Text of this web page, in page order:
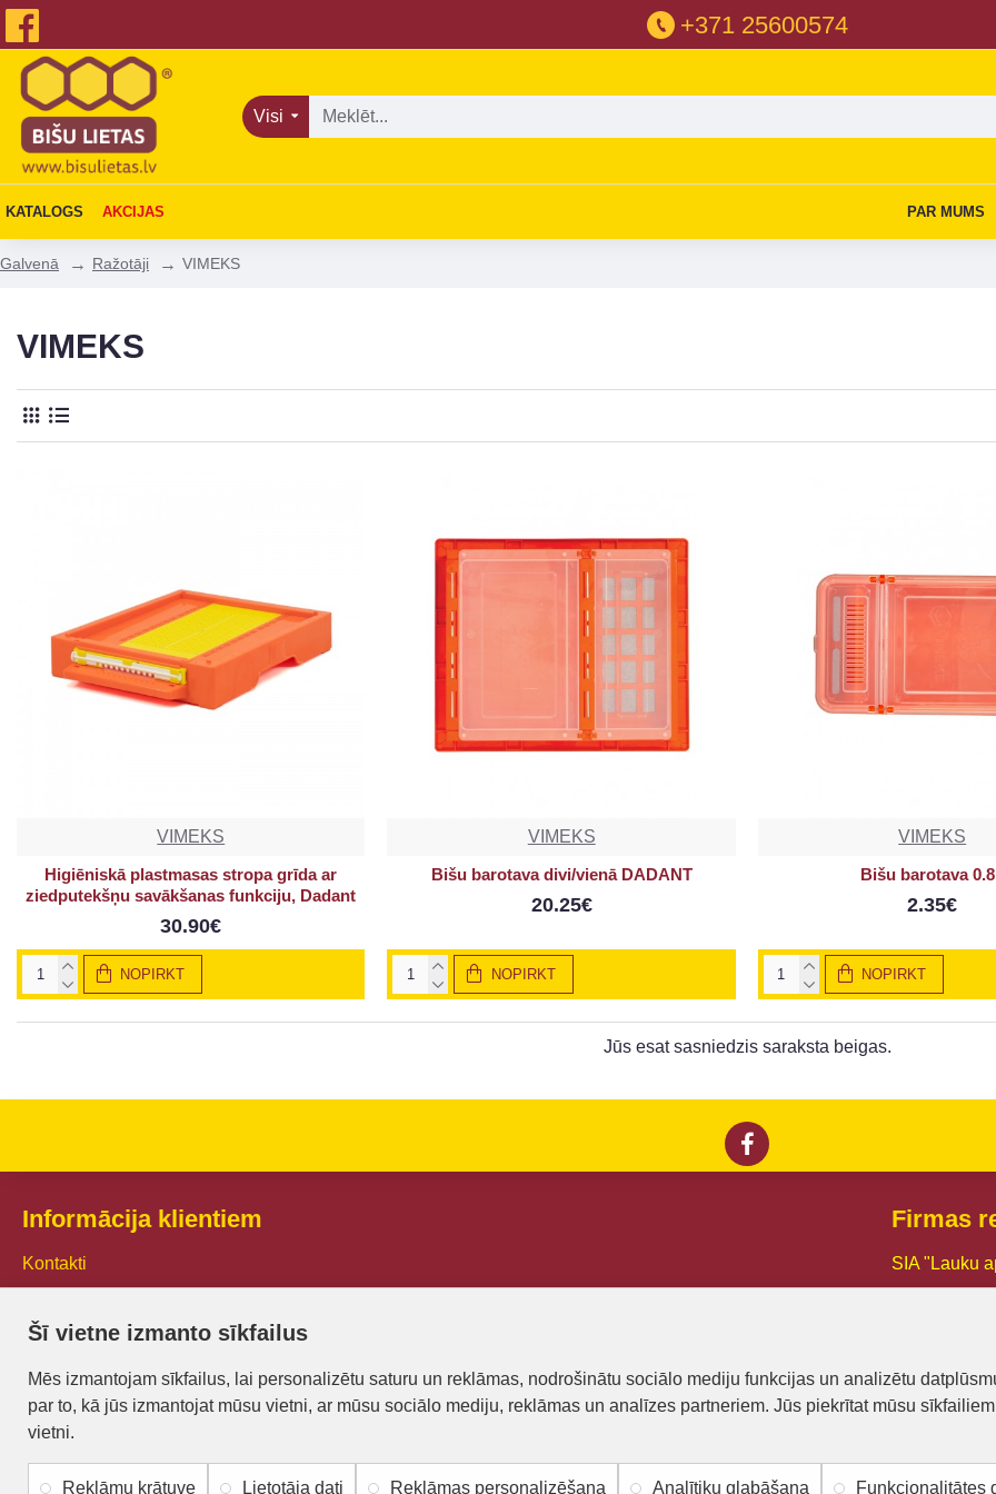
+371 25600574
Visi
KATALOGS AKCIJAS PAR MUMS
Galvenā Ražotāji VIMEKS
VIMEKS
VIMEKS
Higiēniskā plastmasas stropa grīda ar
ziedputekšņu savākšanas funkciju, Dadant
30.90€
NOPIRKT
VIMEKS
Bišu barotava divi/vienā DADANT
20.25€
NOPIRKT
VIMEKS
Bišu barotava
2.35€
NOPIRKT
Jūs esat sasniedzis saraksta beigas.
Informācija klientiem
Kontakti
Preču iegādes nosacījumi
Privātuma politika
Atteikuma veidlapa
Firmas
SIA "Lauku
Dzirnavu
E-pasts:
Šī vietne izmanto sīkfailus
Mēs izmantojam sīkfailus, lai personalizētu saturu un reklāmas, nodrošinātu sociālo mediju funkcijas un analizētu
par to, kā jūs izmantojat mūsu vietni, ar mūsu sociālo mediju, reklāmas un analīzes partneriem. Jūs piekrītat mūsu
vietni.
Reklāmu krātuve Lietotāja dati Reklāmas personalizēšana Analītiķu glabāšana Funkcionalitātes